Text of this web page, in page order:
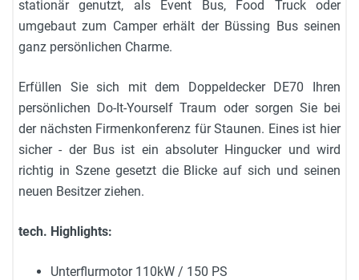
stationär genutzt, als Event Bus, Food Truck oder
umgebaut zum Camper erhält der Büssing Bus seinen
ganz persönlichen Charme.
Erfüllen Sie sich mit dem Doppeldecker DE70 Ihren
persönlichen Do-It-Yourself Traum oder sorgen Sie bei
der nächsten Firmenkonferenz für Staunen. Eines ist hier
sicher - der Bus ist ein absoluter Hingucker und wird
richtig in Szene gesetzt die Blicke auf sich und seinen
neuen Besitzer ziehen.
tech. Highlights:
Unterflurmotor 110kW / 150 PS